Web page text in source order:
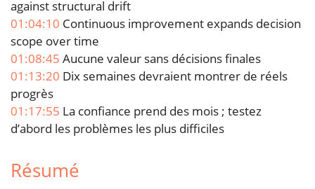
against structural drift
01:04:10 Continuous improvement expands decision
scope over time
01:08:45 Aucune valeur sans décisions finales
01:13:20 Dix semaines devraient montrer de réels
progrès
01:17:55 La confiance prend des mois ; testez
d’abord les problèmes les plus difficiles
Résumé